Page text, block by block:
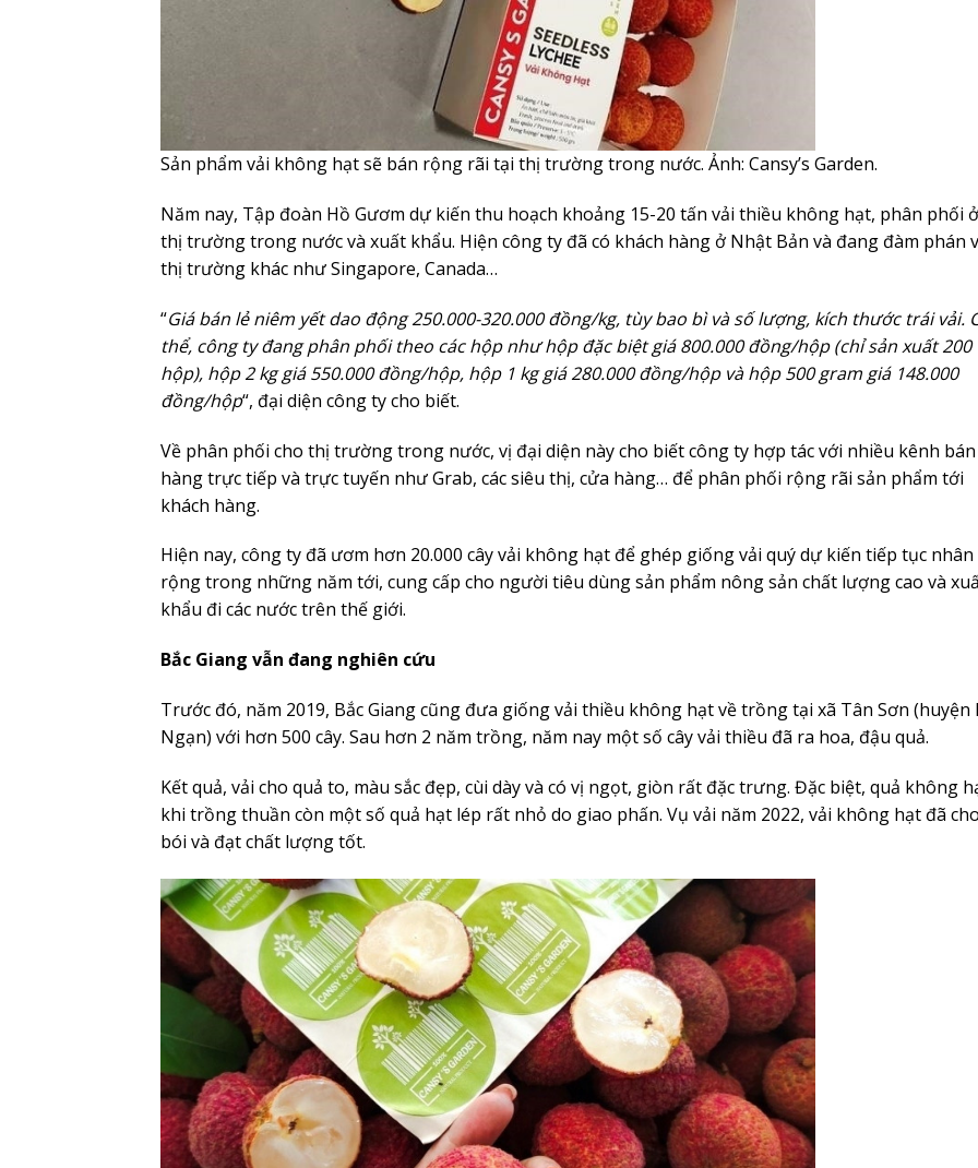
Sản phẩm vải không hạt sẽ bán rộng rãi tại thị trường trong nước. Ảnh: Cansy’s Garden.
Năm nay, Tập đoàn Hồ Gươm dự kiến thu hoạch khoảng 15-20 tấn vải thiều không hạt, phân phối ở
thị trường trong nước và xuất khẩu. Hiện công ty đã có khách hàng ở Nhật Bản và đang đàm phán
thị trường khác như Singapore, Canada…
“Giá bán lẻ niêm yết dao động 250.000-320.000 đồng/kg, tùy bao bì và số lượng, kích thước trái vải.
thể, công ty đang phân phối theo các hộp như hộp đặc biệt giá 800.000 đồng/hộp (chỉ sản xuất 200
hộp), hộp 2 kg giá 550.000 đồng/hộp, hộp 1 kg giá 280.000 đồng/hộp và hộp 500 gram giá 148.000
đồng/hộp“, đại diện công ty cho biết.
Về phân phối cho thị trường trong nước, vị đại diện này cho biết công ty hợp tác với nhiều kênh bán
hàng trực tiếp và trực tuyến như Grab, các siêu thị, cửa hàng… để phân phối rộng rãi sản phẩm tới
khách hàng.
Hiện nay, công ty đã ươm hơn 20.000 cây vải không hạt để ghép giống vải quý dự kiến tiếp tục nhân
rộng trong những năm tới, cung cấp cho người tiêu dùng sản phẩm nông sản chất lượng cao và
khẩu đi các nước trên thế giới.
Bắc Giang vẫn đang nghiên cứu
Trước đó, năm 2019, Bắc Giang cũng đưa giống vải thiều không hạt về trồng tại xã Tân Sơn (huyện
Ngạn) với hơn 500 cây. Sau hơn 2 năm trồng, năm nay một số cây vải thiều đã ra hoa, đậu quả.
Kết quả, vải cho quả to, màu sắc đẹp, cùi dày và có vị ngọt, giòn rất đặc trưng. Đặc biệt, quả không
khi trồng thuần còn một số quả hạt lép rất nhỏ do giao phấn. Vụ vải năm 2022, vải không hạt đã
bói và đạt chất lượng tốt.